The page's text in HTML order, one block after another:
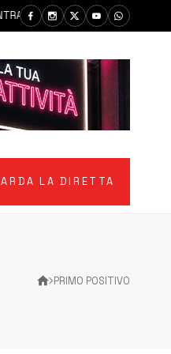
PER LA REALIZZAZIONE DEL
LA DIRETTA
PRIMO POSITIVO